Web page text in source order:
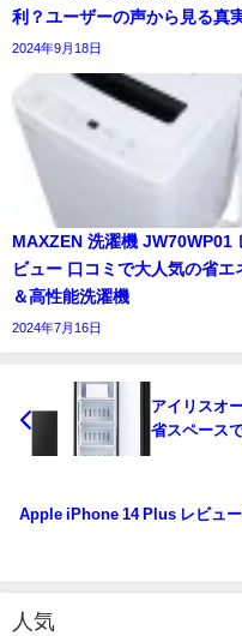
利？ユーザーの声から見る真
2024年9月18日
MAXZEN 洗濯機 JW70WP01
ビュー 口コミで大人気の省エ
＆高性能洗濯機
2024年7月16日
アイリスオ
省スペース
Apple iPhone 14 Plus レビュ
人気